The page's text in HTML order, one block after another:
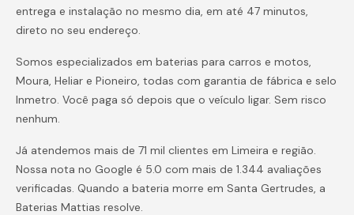
entrega e instalação no mesmo dia, em até 47 minutos,
direto no seu endereço.
Somos especializados em baterias para carros e motos,
Moura, Heliar e Pioneiro, todas com garantia de fábrica e selo
Inmetro. Você paga só depois que o veículo ligar. Sem risco
nenhum.
Já atendemos mais de 71 mil clientes em Limeira e região.
Nossa nota no Google é 5.0 com mais de 1.344 avaliações
verificadas. Quando a bateria morre em Santa Gertrudes, a
Baterias Mattias resolve.